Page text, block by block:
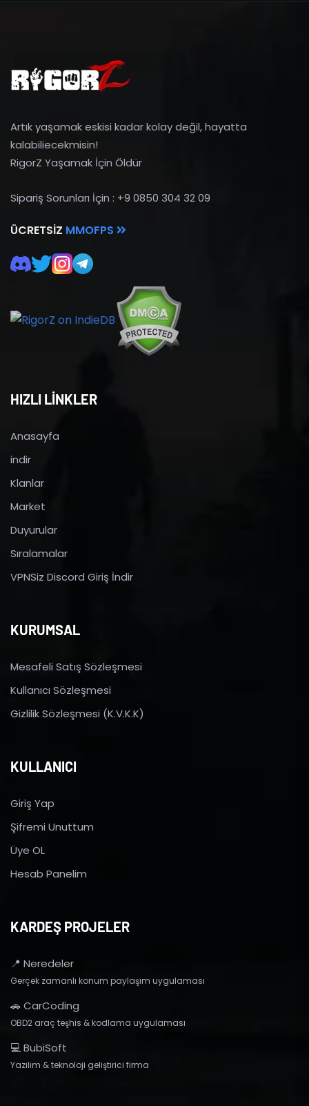
Artık yaşamak eskisi kadar kolay değil, hayatta
kalabiliecekmisin!
RigorZ Yaşamak İçin Öldür
Sipariş Sorunları İçin : +9 0850 304 32 09
ÜCRETSIZ MMOFPS
HIZLI LİNKLER
Anasayfa
indir
Klanlar
Market
Duyurular
Sıralamalar
VPNSiz Discord Giriş İndir
KURUMSAL
Mesafeli Satış Sözleşmesi
Kullanıcı Sözleşmesi
Gizlilik Sözleşmesi (K.V.K.K)
KULLANICI
Giriş Yap
Şifremi Unuttum
Üye OL
Hesab Panelim
KARDEŞ PROJELER
📍 Neredeler
Gerçek zamanlı konum paylaşım uygulaması
🚗 CarCoding
OBD2 araç teşhis & kodlama uygulaması
💻 BubiSoft
Yazılım & teknoloji geliştirici firma